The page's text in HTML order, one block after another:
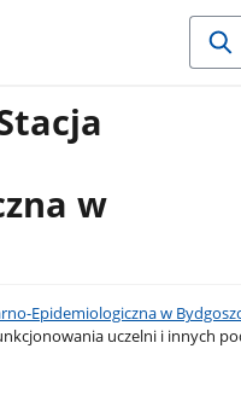
w
Epidemiologiczna w
uczelni i innych